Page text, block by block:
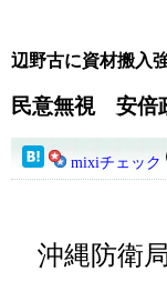
辺野古に資材搬入
民意無視 安倍
mixiチェック
沖縄防衛